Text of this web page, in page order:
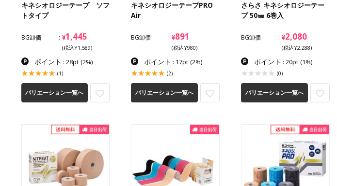
キネシオロジーテープ ソフ
トタイプ
BG卸価 ¥1,445
(税込¥1,589)
ポイント : 28pt (2%)
(1)
バリエーション一覧へ
キネシオロジーテープPRO
Air
BG卸価 ¥891
(税込¥980)
ポイント : 17pt (2%)
(2)
バリエーション一覧へ
さらさ キネシオロジーテー
プ 50㎜ 6巻入
BG卸価 ¥2,080
(税込¥2,288)
ポイント : 20pt (1%)
(0)
バリエーション一覧へ